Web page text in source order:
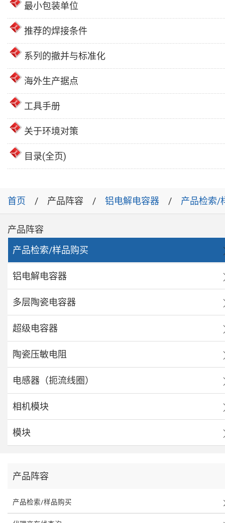
最小包装单位
推荐的焊接条件
系列的撤并与标准化
海外生产据点
工具手册
关于环境对策
目录(全页)
首页 产品阵容 铝电解电容器 产品检索/
产品阵容
产品检索/样品购买
铝电解电容器
多层陶瓷电容器
超级电容器
陶瓷压敏电阻
电感器（扼流线圈）
相机模块
模块
产品阵容
产品检索/样品购买